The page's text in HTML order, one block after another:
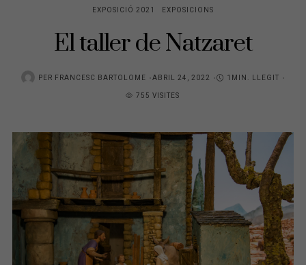
EXPOSICIÓ 2021 EXPOSICIONS
El taller de Natzaret
PER FRANCESC BARTOLOME
P
O
T
E
D
N
ABRIL 24, 2022
1MIN. LLEGIT
755 VISITES